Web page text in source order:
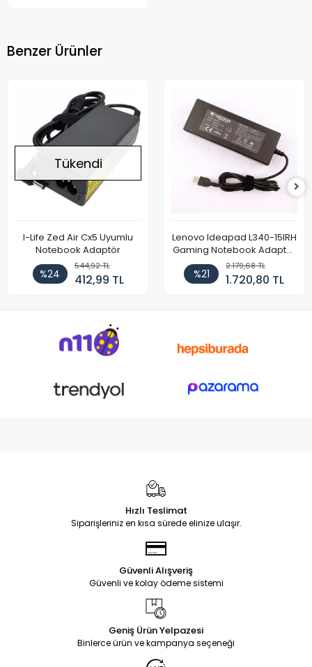
Benzer Ürünler
Tükendi
I-Life Zed Air Cx5 Uyumlu
Notebook Adaptör
%24
544,92 TL
412,99 TL
Lenovo Ideapad L340-15IRH
Gaming Notebook Adaptör
Cihazı Şarj Aleti (150W)
%21
2.179,68 TL
1.720,80 TL
Hızlı Teslimat
Siparişleriniz en kısa sürede elinize ulaşır.
Güvenli Alışveriş
Güvenli ve kolay ödeme sistemi
Geniş Ürün Yelpazesi
Binlerce ürün ve kampanya seçeneği